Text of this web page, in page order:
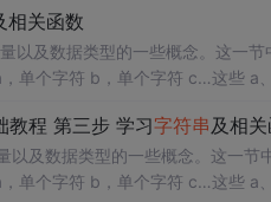
相关函数
以及数据类型的一些概念。这一
单个字符 b，单个字符 c…这些 a
、“你好”、“a”、'a’都是字符串。
教程 第三步 学习字符串及相
以及数据类型的一些概念。这一节
单个字符 b，单个字符 c…这些 a